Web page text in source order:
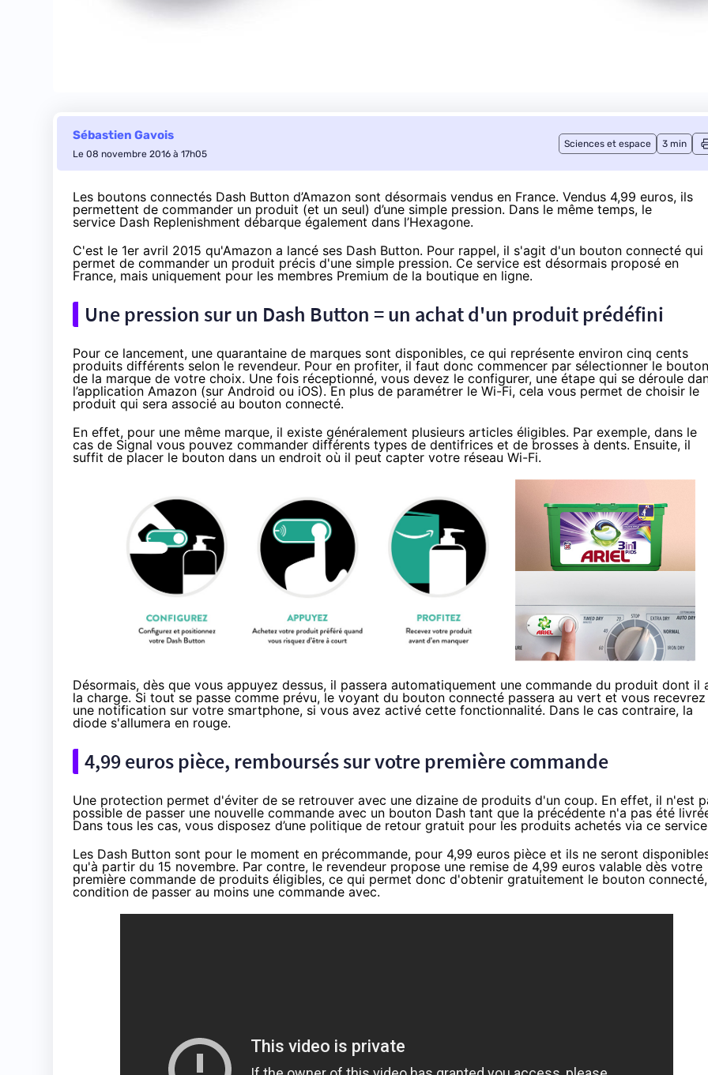
Sébastien Gavois
Le 08 novembre 2016 à 17h05
Sciences et espace 3 min
Les boutons connectés Dash Button d’Amazon sont désormais vendus en France. Vendus 4,99 euros, ils
permettent de commander un produit (et un seul) d’une simple pression. Dans le même temps, le
service Dash Replenishment débarque également dans l’Hexagone.
C'est le 1er avril 2015 qu'Amazon a lancé ses Dash Button. Pour rappel, il s'agit d'un bouton connecté qui
permet de commander un produit précis d'une simple pression. Ce service est désormais proposé en
France, mais uniquement pour les membres Premium de la boutique en ligne.
Une pression sur un Dash Button = un achat d'un produit prédéfini
Pour ce lancement, une quarantaine de marques sont disponibles, ce qui représente environ cinq cents
produits différents selon le revendeur. Pour en profiter, il faut donc commencer par sélectionner le bouton
de la marque de votre choix. Une fois réceptionné, vous devez le configurer, une étape qui se déroule
l’application Amazon (sur Android ou iOS). En plus de paramétrer le Wi-Fi, cela vous permet de choisir le
produit qui sera associé au bouton connecté.
En effet, pour une même marque, il existe généralement plusieurs articles éligibles. Par exemple, dans le
cas de Signal vous pouvez commander différents types de dentifrices et de brosses à dents. Ensuite, il
suffit de placer le bouton dans un endroit où il peut capter votre réseau Wi-Fi.
Désormais, dès que vous appuyez dessus, il passera automatiquement une commande du produit dont il
la charge. Si tout se passe comme prévu, le voyant du bouton connecté passera au vert et vous recevrez
une notification sur votre smartphone, si vous avez activé cette fonctionnalité. Dans le cas contraire, la
diode s'allumera en rouge.
4,99 euros pièce, remboursés sur votre première commande
Une protection permet d'éviter de se retrouver avec une dizaine de produits d'un coup. En effet, il n'est
possible de passer une nouvelle commande avec un bouton Dash tant que la précédente n'a pas été
Dans tous les cas, vous disposez d’une politique de retour gratuit pour les produits achetés via ce
Les Dash Button sont pour le moment en précommande, pour 4,99 euros pièce et ils ne seront
qu'à partir du 15 novembre. Par contre, le revendeur propose une remise de 4,99 euros valable dès votre
première commande de produits éligibles, ce qui permet donc d'obtenir gratuitement le bouton
condition de passer au moins une commande avec.